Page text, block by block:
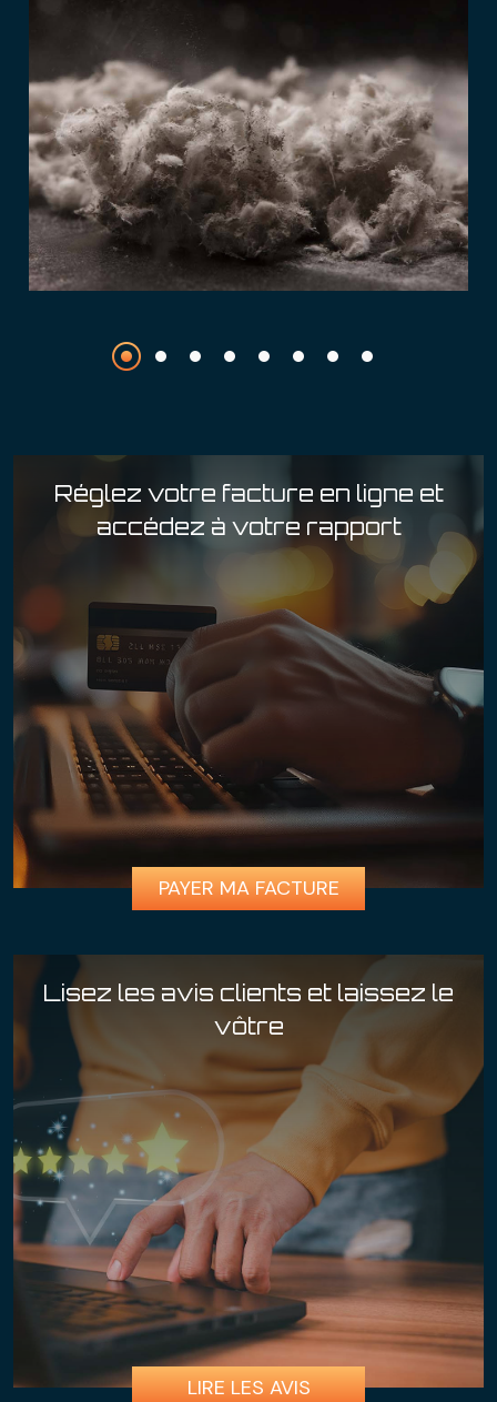
Réglez votre facture en ligne et
accédez à votre rapport
PAYER MA FACTURE
Lisez les avis clients et laissez le
vôtre
LIRE LES AVIS